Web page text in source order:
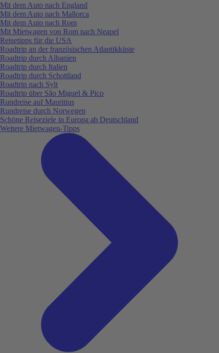
Mit dem Auto nach England
Mit dem Auto nach Mallorca
Mit dem Auto nach Rom
Mit Mietwagen von Rom nach Neapel
Reisetipps für die USA
Roadtrip an der französischen Atlantikküste
Roadtrip durch Albanien
Roadtrip durch Italien
Roadtrip durch Schottland
Roadtrip nach Sylt
Roadtrip über São Miguel & Pico
Rundreise auf Mauritius
Rundreise durch Norwegen
Schöne Reiseziele in Europa ab Deutschland
Weitere Mietwagen-Tipps